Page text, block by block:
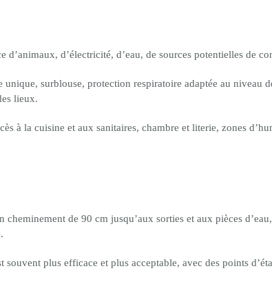
d’électricité, d’eau, de sources potentielles de
surblouse, protection respiratoire adaptée au niveau
lieux.
à la cuisine et aux sanitaires, chambre et literie, zones
de 90 cm jusqu’aux sorties et aux pièces
plus efficace et plus acceptable, avec des points